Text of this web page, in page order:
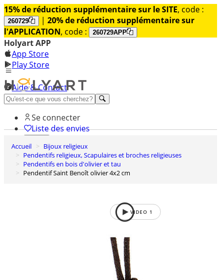
15% de réduction supplémentaire sur le SITE, code :
260729 | 20% de réduction supplémentaire sur
l'APPLICATION, code : 260729APP
Holyart APP
App Store
Play Store
Aide & Contact
Découvrez Premium
Se connecter
Liste des envies
0
Panier
Accueil
Bijoux religieux
Pendentifs religieux, Scapulaires et broches religieuses
Pendentifs en bois d'olivier et tau
Pendentif Saint Benoît olivier 4x2 cm
VIDEO 1